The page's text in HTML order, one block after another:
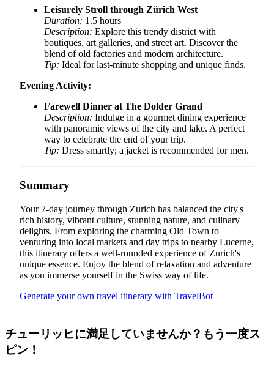
Leisurely Stroll through Zürich West
Duration: 1.5 hours
Description: Explore this trendy district with
boutiques, art galleries, and street art. Discover the
blend of old factories and modern architecture.
Tip: Ideal for last-minute shopping and unique finds.
Evening Activity:
Farewell Dinner at The Dolder Grand
Description: Indulge in a gourmet dining experience
with panoramic views of the city and lake. A perfect
way to celebrate the end of your trip.
Tip: Dress smartly; a jacket is recommended for men.
Summary
Your 7-day journey through Zurich has balanced the city's
rich history, vibrant culture, stunning nature, and culinary
delights. From exploring the charming Old Town to
venturing into local markets and day trips to nearby Lucerne,
this itinerary offers a well-rounded experience of Zurich's
unique essence. Enjoy the blend of relaxation and adventure
as you immerse yourself in the Swiss way of life.
Generate your own travel itinerary with TravelBot
チューリッヒに満足していませんか？もう一度ス
ピン！